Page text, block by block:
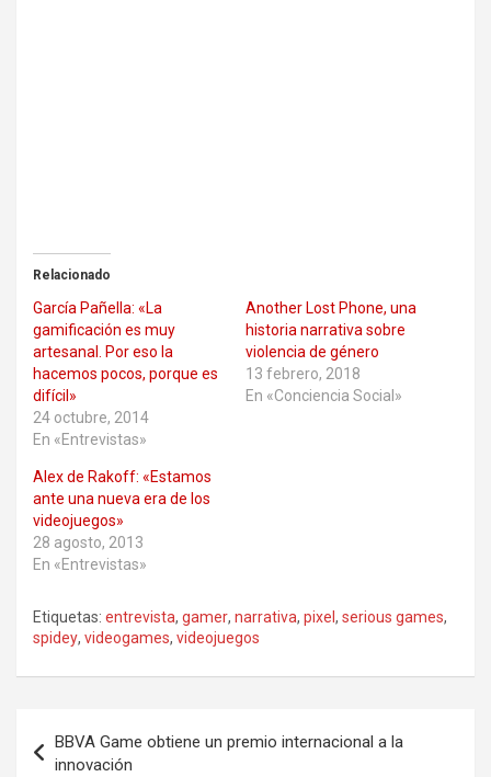
Relacionado
García Pañella: «La
gamificación es muy
artesanal. Por eso la
hacemos pocos, porque es
difícil»
24 octubre, 2014
En «Entrevistas»
Another Lost Phone, una
historia narrativa sobre
violencia de género
13 febrero, 2018
En «Conciencia Social»
Alex de Rakoff: «Estamos
ante una nueva era de los
videojuegos»
28 agosto, 2013
En «Entrevistas»
Etiquetas: entrevista, gamer, narrativa, pixel , serious games,
spidey, videogames, videojuegos
de
BBVA Game obtiene un premio internacional a la
innovación